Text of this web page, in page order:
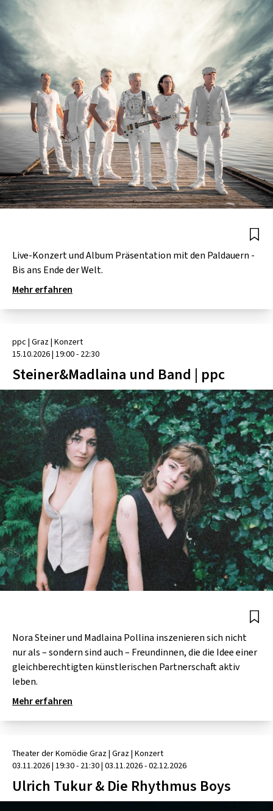
Live-Konzert und Album Präsentation mit den Paldauern -
Bis ans Ende der Welt.
Mehr erfahren
ppc | Graz| Konzert
15.10.2026| 19:00 - 22:30
Steiner&Madlaina und Band | ppc
Nora Steiner und Madlaina Pollina inszenieren sich nicht
nur als – sondern sind auch – Freundinnen, die die Idee einer
gleichberechtigten künstlerischen Partnerschaft aktiv
leben.
Mehr erfahren
Theater der Komödie Graz| Graz| Konzert
03.11.2026| 19:30 - 21:30| 03.11.2026 - 02.12.2026
Ulrich Tukur & Die Rhythmus Boys